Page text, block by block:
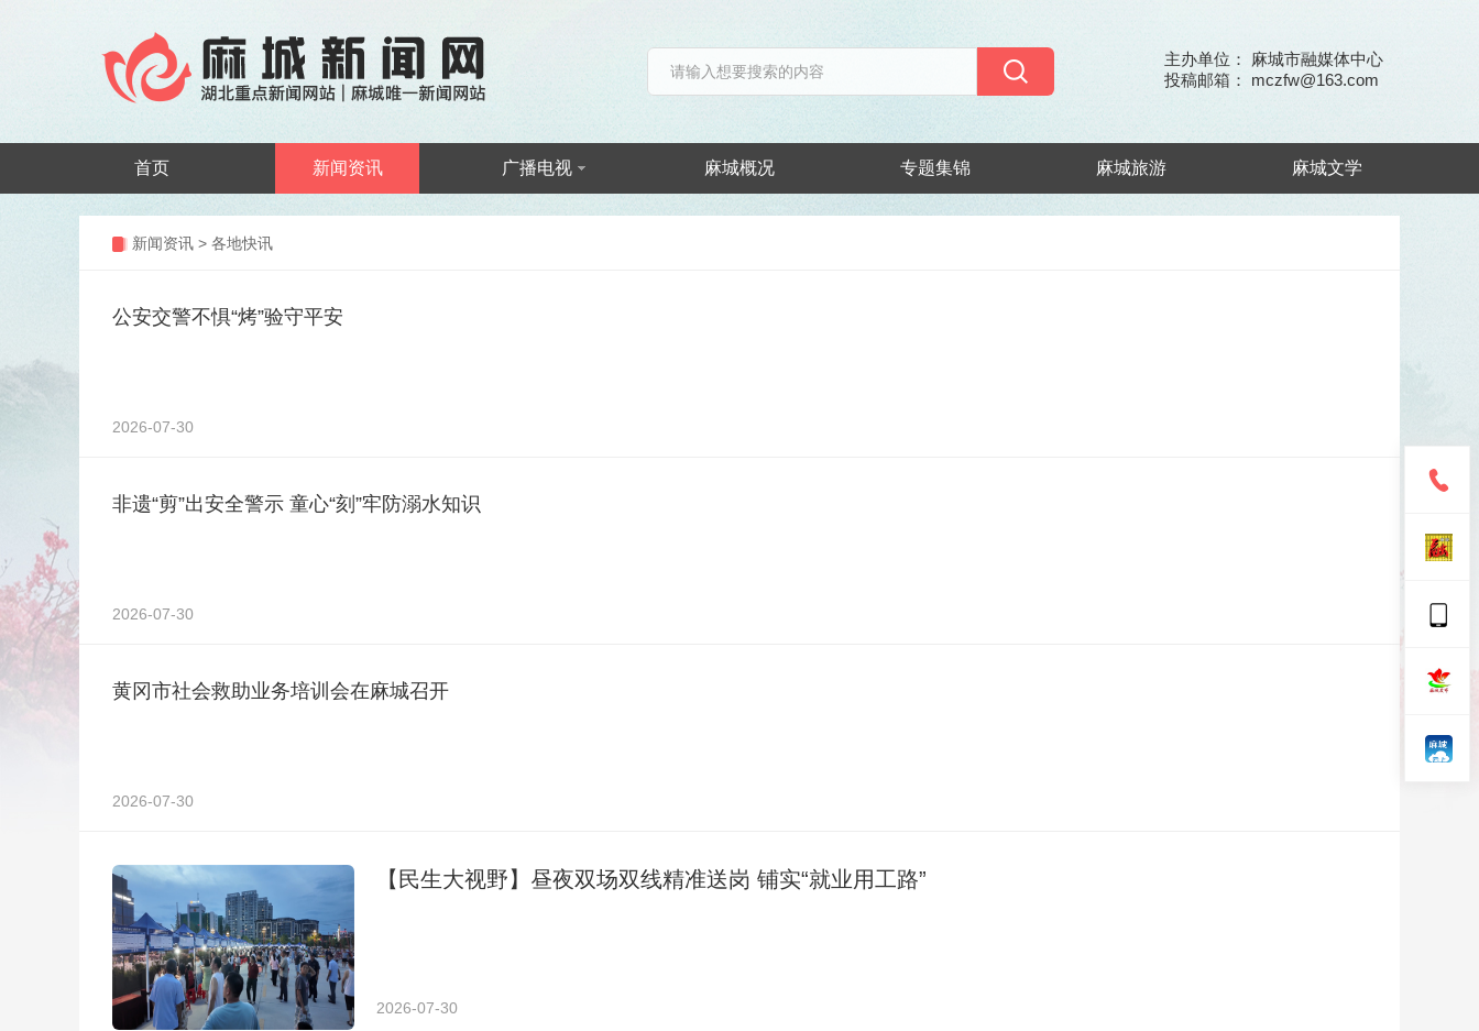
主办单位： 麻城市融媒体中心
投稿邮箱： mczfw@163.com
首页 新闻资讯 广播电视 麻城概况 专题集锦 麻城旅游 麻城文学
新闻资讯 > 各地快讯
公安交警不惧“烤”验守平安
2026-07-30
非遗“剪”出安全警示 童心“刻”牢防溺水知识
2026-07-30
黄冈市社会救助业务培训会在麻城召开
2026-07-30
【民生大视野】昼夜双场双线精准送岗 铺实“就业用工路”
2026-07-30